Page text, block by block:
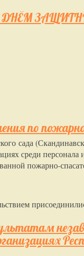
С ДНЁМ
по
сада
среди
пожарно-